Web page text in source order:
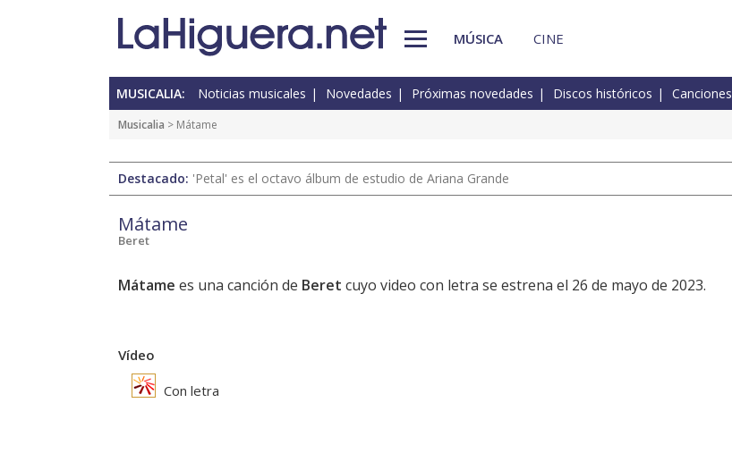
MÚSICA CINE
MUSICALIA: Noticias musicales Novedades Próximas novedades Discos históricos Canciones
Musicalia > Mátame
Destacado: 'Petal' es el octavo álbum de estudio de Ariana Grande
Mátame
Beret
Mátame es una canción de Beret cuyo video con letra se estrena el 26 de mayo de 2023.
Vídeo
Con letra